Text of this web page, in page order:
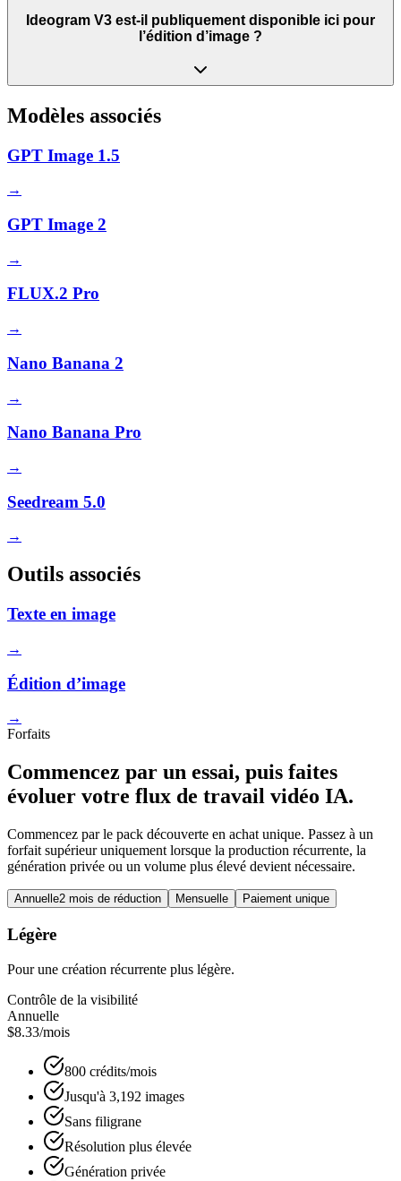
Ideogram V3 est-il publiquement disponible ici pour
l’édition d’image ?
Modèles associés
GPT Image 1.5
→
GPT Image 2
→
FLUX.2 Pro
→
Nano Banana 2
→
Nano Banana Pro
→
Seedream 5.0
→
Outils associés
Texte en image
→
Édition d’image
→
Forfaits
Commencez par un essai, puis faites
évoluer votre flux de travail vidéo IA.
Commencez par le pack découverte en achat unique. Passez à un
forfait supérieur uniquement lorsque la production récurrente, la
génération privée ou un volume plus élevé devient nécessaire.
Annuelle2 mois de réduction Mensuelle Paiement unique
Légère
Pour une création récurrente plus légère.
Contrôle de la visibilité
Annuelle
$8.33/mois
800 crédits/mois
Jusqu'à 3,192 images
Sans filigrane
Résolution plus élevée
Génération privée